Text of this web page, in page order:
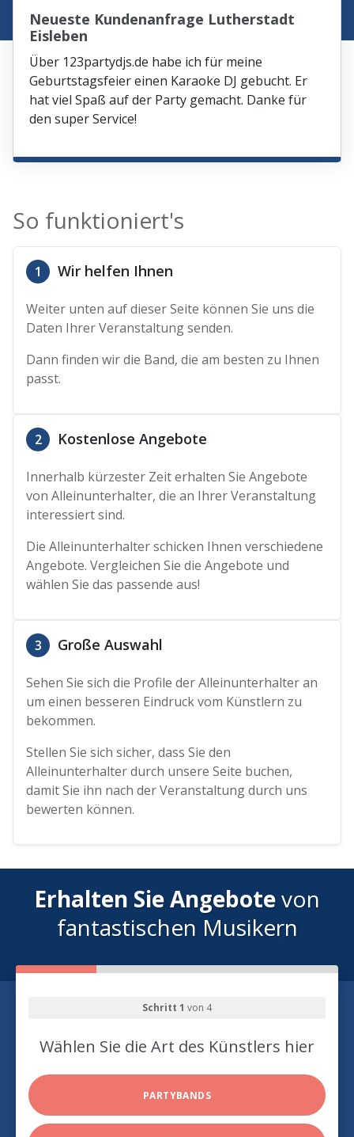
Neueste Kundenanfrage Lutherstadt
Eisleben
Über 123partydjs.de habe ich für meine
Geburtstagsfeier einen Karaoke DJ gebucht. Er
hat viel Spaß auf der Party gemacht. Danke für
den super Service!
So funktioniert's
1 Wir helfen Ihnen
Weiter unten auf dieser Seite können Sie uns die
Daten Ihrer Veranstaltung senden.
Dann finden wir die Band, die am besten zu Ihnen
passt.
2 Kostenlose Angebote
Innerhalb kürzester Zeit erhalten Sie Angebote
von Alleinunterhalter, die an Ihrer Veranstaltung
interessiert sind.
Die Alleinunterhalter schicken Ihnen verschiedene
Angebote. Vergleichen Sie die Angebote und
wählen Sie das passende aus!
3 Große Auswahl
Sehen Sie sich die Profile der Alleinunterhalter an
um einen besseren Eindruck vom Künstlern zu
bekommen.
Stellen Sie sich sicher, dass Sie den
Alleinunterhalter durch unsere Seite buchen,
damit Sie ihn nach der Veranstaltung durch uns
bewerten können.
Erhalten Sie Angebotevon
fantastischen Musikern
Schritt 1 von 4
Wählen Sie die Art des Künstlers hier
PARTYBANDS